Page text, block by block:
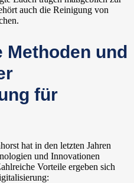
auch die Reinigung von
und
für
hat in den letzten Jahren
und Innovationen
Vorteile ergeben sich